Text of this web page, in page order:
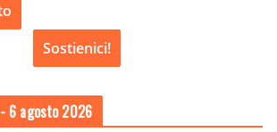
Sostienici!
- 6 agosto 2026